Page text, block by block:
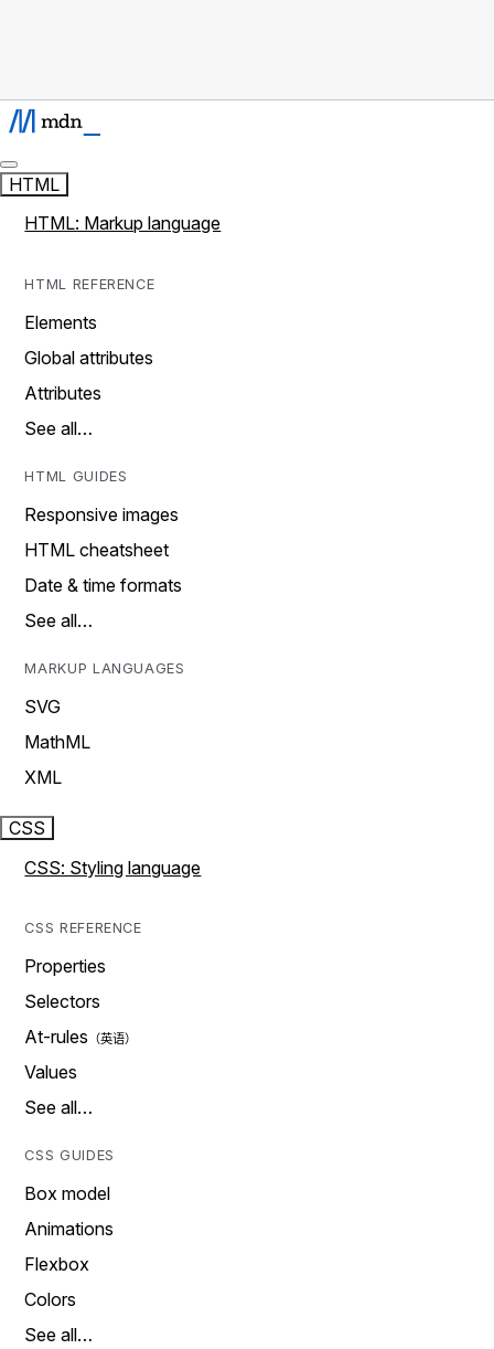
HTML
HTML: Markup language
HTML REFERENCE
Elements
Global attributes
Attributes
See all…
HTML GUIDES
Responsive images
HTML cheatsheet
Date & time formats
See all…
MARKUP LANGUAGES
SVG
MathML
XML
CSS
CSS: Styling language
CSS REFERENCE
Properties
Selectors
At-rules
Values
See all…
CSS GUIDES
Box model
Animations
Flexbox
Colors
See all…